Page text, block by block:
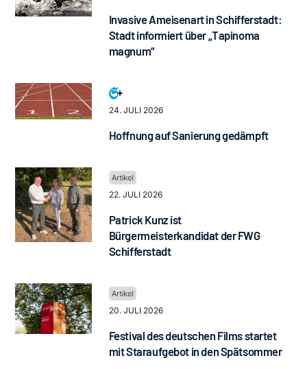
Invasive Ameisenart in Schifferstadt:
Stadt informiert über „Tapinoma
magnum“
24. JULI 2026
Hoffnung auf Sanierung gedämpft
22. JULI 2026
Patrick Kunz ist
Bürgermeisterkandidat der FWG
Schifferstadt
20. JULI 2026
Festival des deutschen Films startet
mit Staraufgebot in den Spätsommer